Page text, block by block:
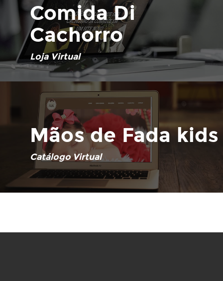
Comida Di
Cachorro
Loja Virtual
Mãos de Fada kids
Catálogo Virtual